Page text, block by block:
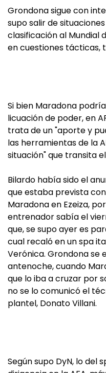
Grondona sigue con
supo salir de
clasificación al Mundial
en cuestiones tácticas,
Si bien Maradona
licuación de poder, en
trata de un "aporte y
las herramientas de la
situación" que transita
Bilardo había sido el
que estaba prevista
Maradona en Ezeiza,
entrenador sabía el
que, se supo ayer es
cual recaló en un spa
Verónica. Grondona se
antenoche, cuando
que lo iba a cruzar por
no se lo comunicó el
plantel, Donato Villani.
Según supo DyN, lo del